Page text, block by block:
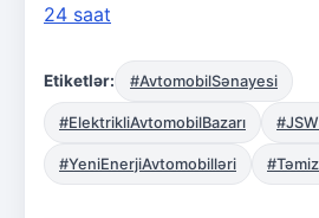
24 saat
Etiketlər: #AvtomobilSənayesi
#ElektrikliAvtomobilBazarı
#YeniEnerjiAvtomobilləri